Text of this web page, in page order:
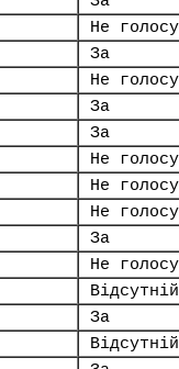
Не
За
Не
За
За
Не
Не
Не
За
Не
Відсутній
За
Відсутній